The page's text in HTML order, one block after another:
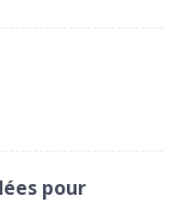
pour